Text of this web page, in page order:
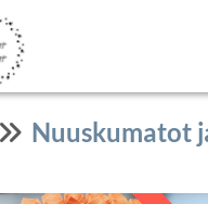
Nuuskumatot